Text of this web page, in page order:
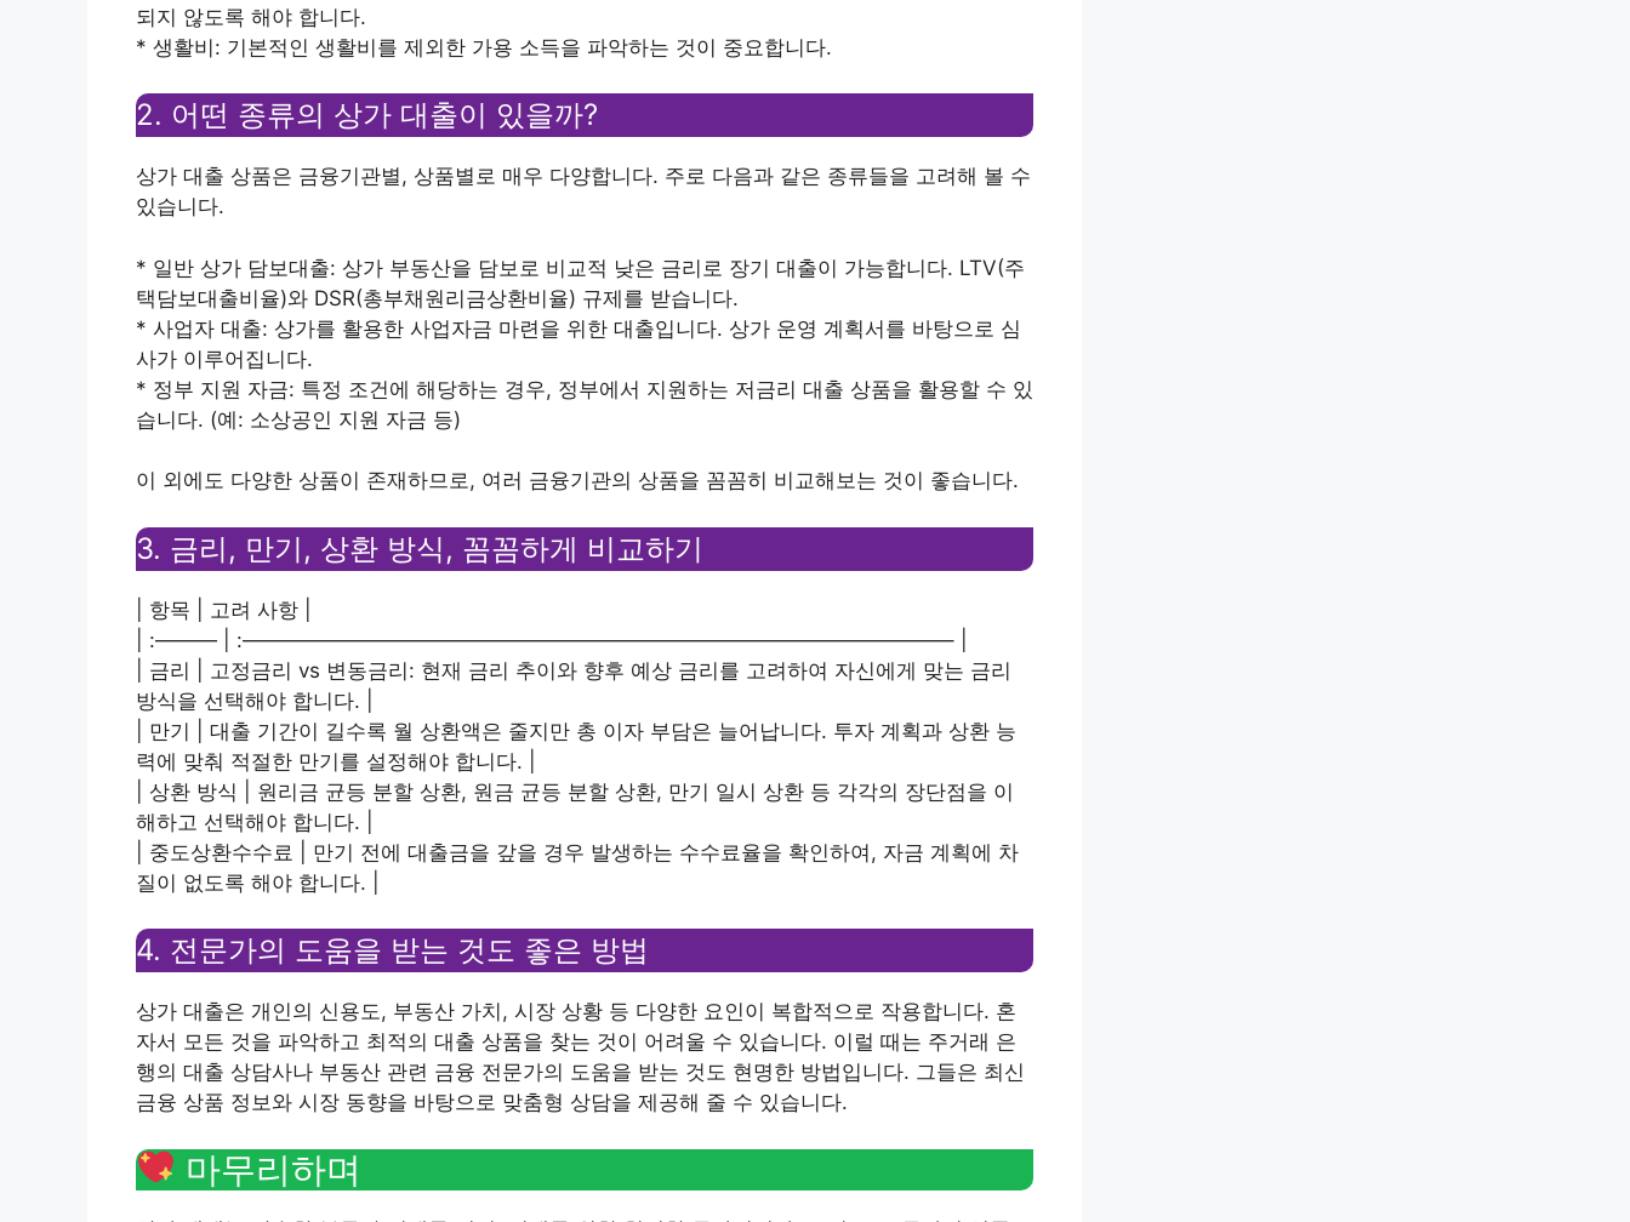
되지 않도록 해야 합니다.
* 생활비: 기본적인 생활비를 제외한 가용 소득을 파악하는 것이 중요합니다.
2. 어떤 종류의 상가 대출이 있을까?
상가 대출 상품은 금융기관별, 상품별로 매우 다양합니다. 주로 다음과 같은 종류들을 고려해 볼 수
있습니다.
* 일반 상가 담보대출: 상가 부동산을 담보로 비교적 낮은 금리로 장기 대출이 가능합니다. LTV(주
택담보대출비율)와 DSR(총부채원리금상환비율) 규제를 받습니다.
* 사업자 대출: 상가를 활용한 사업자금 마련을 위한 대출입니다. 상가 운영 계획서를 바탕으로 심
사가 이루어집니다.
* 정부 지원 자금: 특정 조건에 해당하는 경우, 정부에서 지원하는 저금리 대출 상품을 활용할 수 있
습니다. (예: 소상공인 지원 자금 등)
이 외에도 다양한 상품이 존재하므로, 여러 금융기관의 상품을 꼼꼼히 비교해보는 것이 좋습니다.
3. 금리, 만기, 상환 방식, 꼼꼼하게 비교하기
| 항목 | 고려 사항 |
| :——— | :——————————————————————————————————– |
| 금리 | 고정금리 vs 변동금리: 현재 금리 추이와 향후 예상 금리를 고려하여 자신에게 맞는 금리
방식을 선택해야 합니다. |
| 만기 | 대출 기간이 길수록 월 상환액은 줄지만 총 이자 부담은 늘어납니다. 투자 계획과 상환 능
력에 맞춰 적절한 만기를 설정해야 합니다. |
| 상환 방식 | 원리금 균등 분할 상환, 원금 균등 분할 상환, 만기 일시 상환 등 각각의 장단점을 이
해하고 선택해야 합니다. |
| 중도상환수수료 | 만기 전에 대출금을 갚을 경우 발생하는 수수료율을 확인하여, 자금 계획에 차
질이 없도록 해야 합니다. |
4. 전문가의 도움을 받는 것도 좋은 방법
상가 대출은 개인의 신용도, 부동산 가치, 시장 상황 등 다양한 요인이 복합적으로 작용합니다. 혼
자서 모든 것을 파악하고 최적의 대출 상품을 찾는 것이 어려울 수 있습니다. 이럴 때는 주거래 은
행의 대출 상담사나 부동산 관련 금융 전문가의 도움을 받는 것도 현명한 방법입니다. 그들은 최신
금융 상품 정보와 시장 동향을 바탕으로 맞춤형 상담을 제공해 줄 수 있습니다.
마무리하며